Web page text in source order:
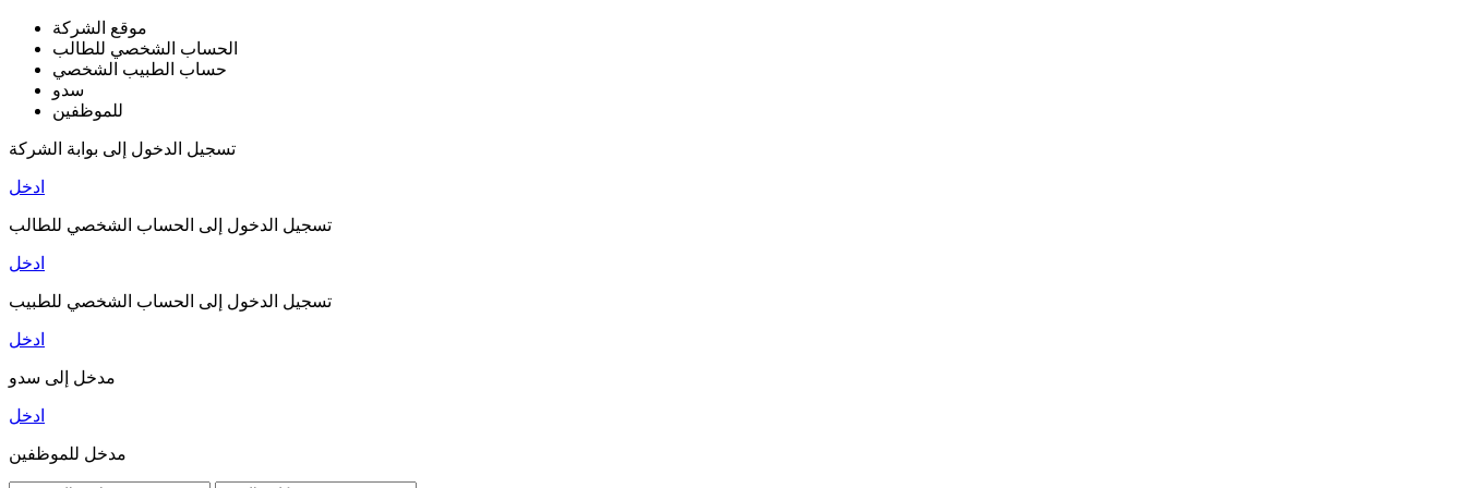
موقع الشركة
الحساب الشخصي للطالب
حساب الطبيب الشخصي
سدو
للموظفين
تسجيل الدخول إلى بوابة الشركة
ادخل
تسجيل الدخول إلى الحساب الشخصي للطالب
ادخل
تسجيل الدخول إلى الحساب الشخصي للطبيب
ادخل
مدخل إلى سدو
ادخل
مدخل للموظفين